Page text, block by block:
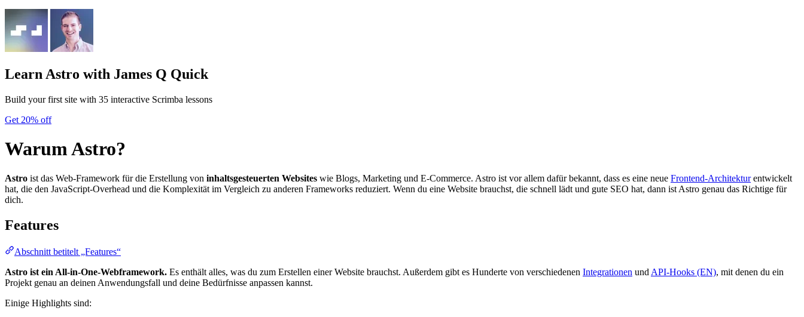
Learn Astro with James Q Quick
Build your first site with 35 interactive Scrimba lessons
Get 20% off
Warum Astro?
Astro ist das Web-Framework für die Erstellung von inhaltsgesteuerten Websites wie Blogs, Marketing und E-Commerce. Astro ist vor allem dafür bekannt, dass es eine neue Frontend-Architekturentwickelt
hat, die den JavaScript-Overhead und die Komplexität im Vergleich zu anderen Frameworks reduziert. Wenn du eine Website brauchst, die schnell lädt und gute SEO hat, dann ist Astro genau das Richtige für
dich.
Features
Abschnitt betitelt „Features“
Astro ist ein All-in-One-Webframework. Es enthält alles, was du zum Erstellen einer Website brauchst. Außerdem gibt es Hunderte von verschiedenen Integrationen und API-Hooks (EN), mit denen du ein
Projekt genau an deinen Anwendungsfall und deine Bedürfnisse anpassen kannst.
Einige Highlights sind: